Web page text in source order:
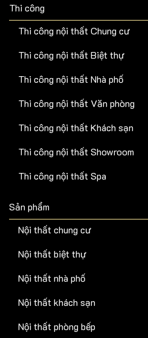
Thi công
Thi công nội thất Chung cư
Thi công nội thất Biệt thự
Thi công nội thất Nhà phố
Thi công nội thất Văn phòng
Thi công nội thất Khách sạn
Thi công nội thất Showroom
Thi công nội thất Spa
Sản phẩm
Nội thất chung cư
Nội thất biệt thự
Nội thất nhà phố
Nội thất khách sạn
Nội thất phòng bếp